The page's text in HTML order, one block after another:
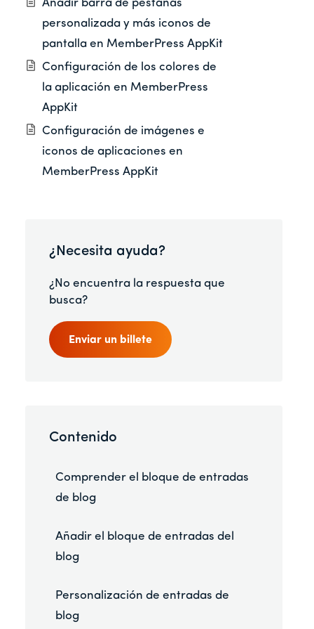
Añadir barra de pestañas
personalizada y más iconos de
pantalla en MemberPress AppKit
Configuración de los colores de
la aplicación en MemberPress
AppKit
Configuración de imágenes e
iconos de aplicaciones en
MemberPress AppKit
¿Necesita ayuda?
¿No encuentra la respuesta que
busca?
Enviar un billete
Contenido
Comprender el bloque de entradas
de blog
Añadir el bloque de entradas del
blog
Personalización de entradas de
blog